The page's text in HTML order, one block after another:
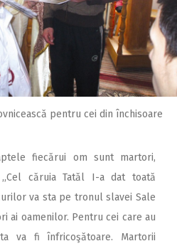
pentru cei din închisoare
fiecărui om sunt martori,
căruia Tatăl I-a dat toată
va sta pe tronul slavei Sale
ai oamenilor. Pentru cei care au
va fi înfricoşătoare. Martorii